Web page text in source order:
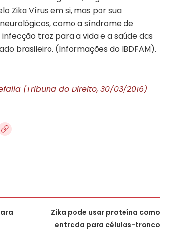
Zika Vírus em si, mas por sua
como a síndrome de
traz para a vida e a saúde das
brasileiro. (Informações do IBDFAM).
(Tribuna do Direito, 30/03/2016)
Zika pode usar proteína como
entrada para células-tronco